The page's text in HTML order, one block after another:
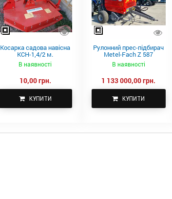
Косарка садова навісна
КСН-1,4/2 м.
В наявності
10,00 грн.
КУПИТИ
Рулонний прес-підбирач
Metel-Fach Z 587
В наявності
1 133 000,00 грн.
КУПИТИ